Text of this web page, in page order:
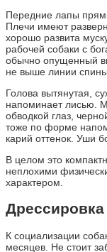
Передние лапы
Плечи имеют
хорошо развита
рабочей собаки с
обычно опущенный
не выше линии спины.
Голова вытянутая,
напоминает лисью.
обводкой глаз,
тоже по форме
карий оттенок. Уши
В целом это
неплохими
характером.
К социализации
месяцев. Не стоит